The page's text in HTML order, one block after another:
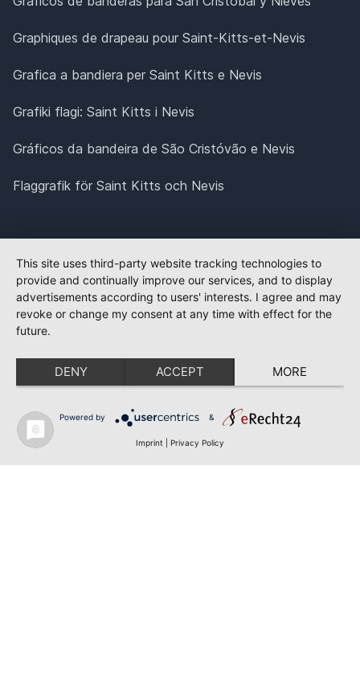
Graphiques de drapeau pour Saint-Kitts-et-Nevis
Grafica a bandiera per Saint Kitts e Nevis
Grafiki flagi: Saint Kitts i Nevis
Gráficos da bandeira de São Cristóvão e Nevis
Flaggrafik för Saint Kitts och Nevis
This site uses third-party website tracking technologies to
provide and continually improve our services, and to display
advertisements according to users' interests. I agree and may
revoke or change my consent at any time with effect for the
future.
DENY ACCEPT MORE
Powered by &
Imprint Privacy Policy